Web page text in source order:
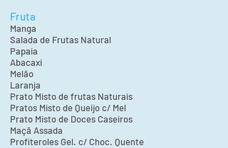
Fruta
Manga
Salada de Frutas Natural
Papaia
Abacaxi
Melão
Laranja
Prato Misto de frutas Naturais
Pratos Misto de Queijo c/ Mel
Prato Misto de Doces Caseiros
Maçã Assada
Profiteroles Gel. c/ Choc. Quente